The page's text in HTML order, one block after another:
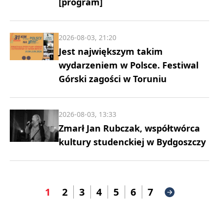
Jest największym takim
wydarzeniem w Polsce. Festiwal
Górski zagości w Toruniu
2026-08-03, 21:20
Zmarł Jan Rubczak, współtwórca
kultury studenckiej w Bydgoszczy
2026-08-03, 13:33
1 2 3 4 5 6 7